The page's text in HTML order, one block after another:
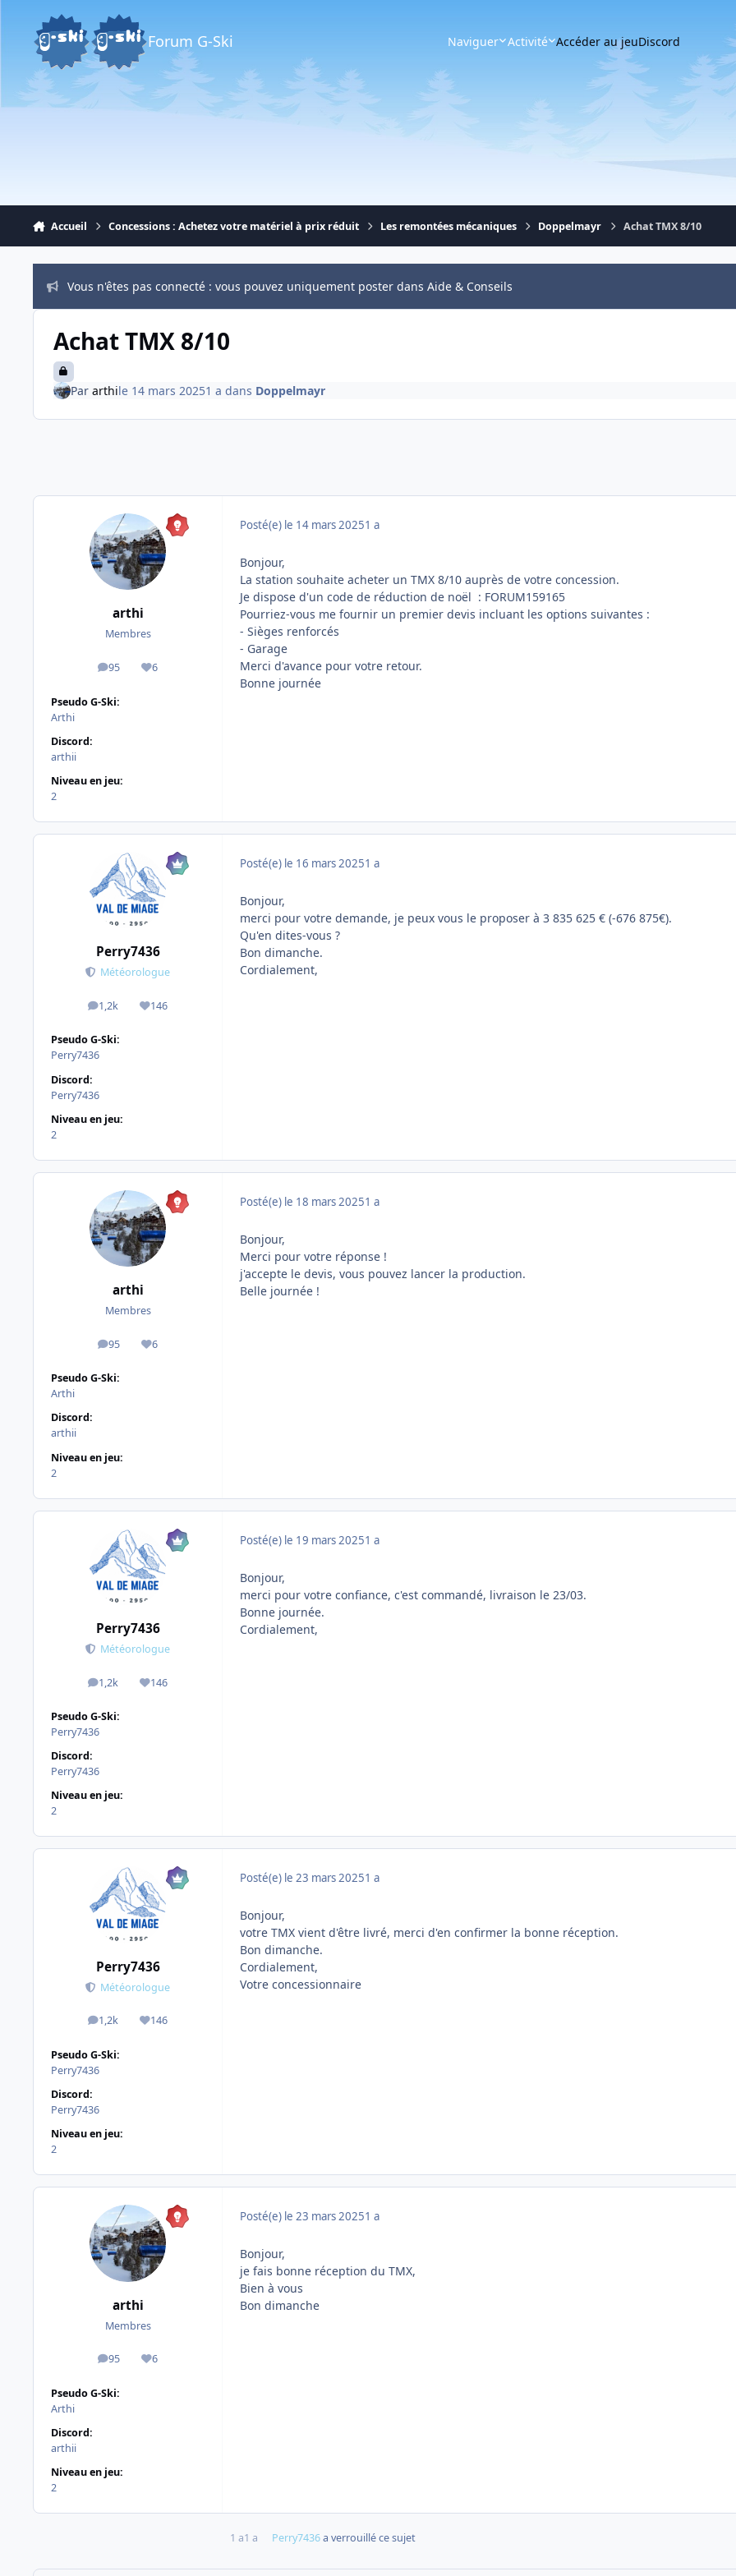
Forum G-Ski Naviguer Activité Accéder au jeuDiscord
Accueil Concessions : Achetez votre matériel à prix réduit Les remontées mécaniques Doppelmayr Achat TMX 8/10
Vous n'êtes pas connecté : vous pouvez uniquement poster dans Aide & Conseils
Achat TMX 8/10
Par arthile 14 mars 20251 a dans Doppelmayr
arthi
Membres
95
messages
6
Réputation
Pseudo G-Ski:
Arthi
Discord:
arthii
Niveau en jeu:
2
Posté(e) le 14 mars 20251 a
Bonjour,
La station souhaite acheter un TMX 8/10 auprès de votre concession.
Je dispose d'un code de réduction de noël : FORUM159165
Pourriez-vous me fournir un premier devis incluant les options suivantes :
- Sièges renforcés
- Garage
Merci d'avance pour votre retour.
Bonne journée
Perry7436
Météorologue
1,2k
messages146
Réputation
Pseudo G-Ski:
Perry7436
Discord:
Perry7436
Niveau en jeu:
2
Posté(e) le 16 mars 20251 a
Bonjour,
merci pour votre demande, je peux vous le proposer à 3 835 625 € (-676 875€).
Qu'en dites-vous ?
Bon dimanche.
Cordialement,
arthi
Membres
95
messages
6
Réputation
Pseudo G-Ski:
Arthi
Discord:
arthii
Niveau en jeu:
2
Posté(e) le 18 mars 20251 a
Bonjour,
Merci pour votre réponse !
j'accepte le devis, vous pouvez lancer la production.
Belle journée !
Perry7436
Météorologue
1,2k
messages146
Réputation
Pseudo G-Ski:
Perry7436
Discord:
Perry7436
Niveau en jeu:
2
Posté(e) le 19 mars 20251 a
Bonjour,
merci pour votre confiance, c'est commandé, livraison le 23/03.
Bonne journée.
Cordialement,
Perry7436
Météorologue
1,2k
messages146
Réputation
Pseudo G-Ski:
Perry7436
Discord:
Perry7436
Niveau en jeu:
2
Posté(e) le 23 mars 20251 a
Bonjour,
votre TMX vient d'être livré, merci d'en confirmer la bonne réception.
Bon dimanche.
Cordialement,
Votre concessionnaire
arthi
Membres
95
messages
6
Réputation
Pseudo G-Ski:
Arthi
Discord:
arthii
Niveau en jeu:
2
Posté(e) le 23 mars 20251 a
Bonjour,
je fais bonne réception du TMX,
Bien à vous
Bon dimanche
1 a1 a Perry7436a verrouillé ce sujet